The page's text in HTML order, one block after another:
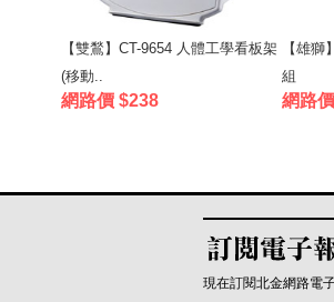
【雙鶖】CT-9654 人體工學看板架
(移動..
網路價 $238
【雄
組
網路
現在訂閱北金網路電